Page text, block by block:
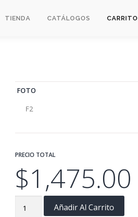
TIENDA CATÁLOGOS CARRITO
FOTO
F2
PRECIO TOTAL
$1,475.00
Grupal
Añadir Al Carrito